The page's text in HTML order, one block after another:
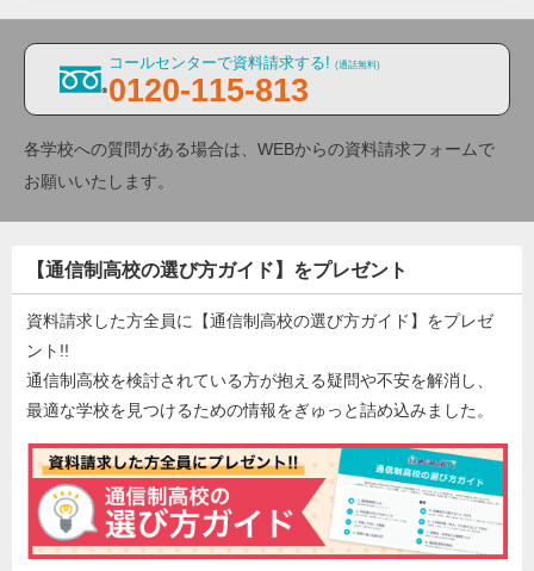
コールセンターで資料請求する! (通話無料)
0120-115-813
各学校への質問がある場合は、WEBからの資料請求フォームで
お願いいたします。
【通信制高校の選び方ガイド】をプレゼント
資料請求した方全員に【通信制高校の選び方ガイド】をプレゼ
ント!!
通信制高校を検討されている方が抱える疑問や不安を解消し、
最適な学校を見つけるための情報をぎゅっと詰め込みました。